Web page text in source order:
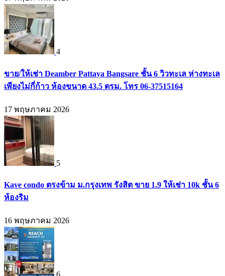
4
ขาย/ให้เช่า Deamber Pattaya Bangsare ชั้น 6 วิวทะเล ห่างทะเล
เพียงไม่กี่ก้าว ห้องขนาด 43.5 ตรม. โทร 06-37515164
17 พฤษภาคม 2026
5
Kave condo ตรงข้าม ม.กรุงเทพ รังสิต ขาย 1.9 ให้เช่า 10k ชั้น 6
ห้องริม
16 พฤษภาคม 2026